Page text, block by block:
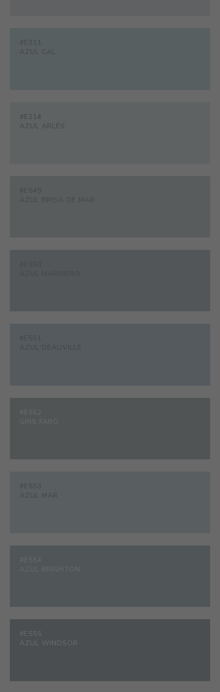
#E211
AZUL CAL
#E214
AZUL ARLÉS
#E549
AZUL BRISA DE MAR
#E551
AZUL DEAUVILLE
#E552
GRIS FARO
#E553
AZUL MAR
#E554
AZUL BRIGHTON
#E555
AZUL WINDSOR